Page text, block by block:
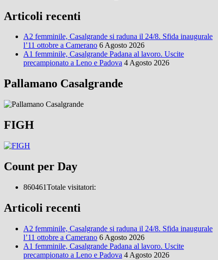
Articoli recenti
A2 femminile, Casalgrande si raduna il 24/8. Sfida inaugurale
l’11 ottobre a Camerano 6 Agosto 2026
A1 femminile, Casalgrande Padana al lavoro. Uscite
precampionato a Leno e Padova 4 Agosto 2026
Pallamano Casalgrande
FIGH
Count per Day
860461Totale visitatori:
Articoli recenti
A2 femminile, Casalgrande si raduna il 24/8. Sfida inaugurale
l’11 ottobre a Camerano 6 Agosto 2026
A1 femminile, Casalgrande Padana al lavoro. Uscite
precampionato a Leno e Padova 4 Agosto 2026